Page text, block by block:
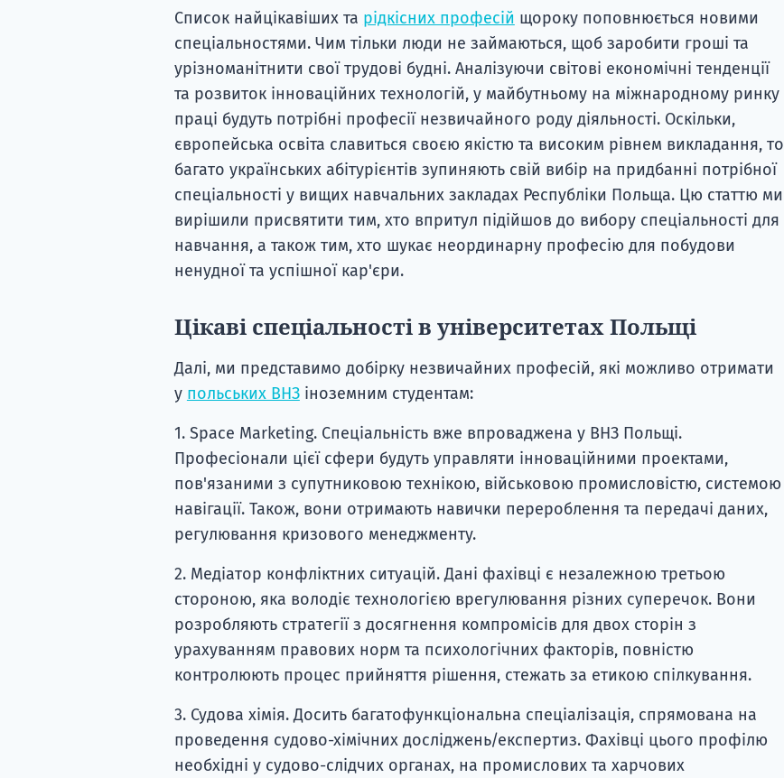
Список найцікавіших та рідкісних професій щороку поповнюється новими
спеціальностями. Чим тільки люди не займаються, щоб заробити гроші та
урізноманітнити свої трудові будні. Аналізуючи світові економічні тенденції
та розвиток інноваційних технологій, у майбутньому на міжнародному ринку
праці будуть потрібні професії незвичайного роду діяльності. Оскільки,
європейська освіта славиться своєю якістю та високим рівнем викладання, то
багато українських абітурієнтів зупиняють свій вибір на придбанні потрібної
спеціальності у вищих навчальних закладах Республіки Польща. Цю статтю ми
вирішили присвятити тим, хто впритул підійшов до вибору спеціальності для
навчання, а також тим, хто шукає неординарну професію для побудови
ненудної та успішної кар'єри.
Цікаві спеціальності в університетах Польщі
Далі, ми представимо добірку незвичайних професій, які можливо отримати
у польських ВНЗіноземним студентам:
1. Space Marketing. Спеціальність вже впроваджена у ВНЗ Польщі.
Професіонали цієї сфери будуть управляти інноваційними проектами,
пов'язаними з супутниковою технікою, військовою промисловістю, системою
навігації. Також, вони отримають навички перероблення та передачі даних,
регулювання кризового менеджменту.
2. Медіатор конфліктних ситуацій. Дані фахівці є незалежною третьою
стороною, яка володіє технологією врегулювання різних суперечок. Вони
розробляють стратегії з досягнення компромісів для двох сторін з
урахуванням правових норм та психологічних факторів, повністю
контролюють процес прийняття рішення, стежать за етикою спілкування.
3. Судова хімія. Досить багатофункціональна спеціалізація, спрямована на
проведення судово-хімічних досліджень/експертиз. Фахівці цього профілю
необхідні у судово-слідчих органах, на промислових та харчових